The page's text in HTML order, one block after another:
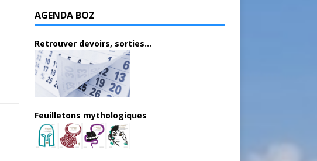
AGENDA BOZ
Retrouver devoirs, sorties...
Feuilletons mythologiques